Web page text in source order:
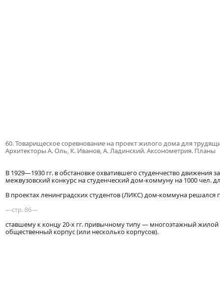
60. Товарищеское соревнование на проект жилого дома для
Архитекторы А. Оль, К. Иванов, А. Ладинский. Аксонометрия. Планы
В 1929—1930 гг. в обстановке охватившего студенчество
межвузовский конкурс на студенческий дом-коммуну на 1000 чел.
В проектах ленинградских студентов (ЛИКС) дом-коммуна решался
—стр. 86—
ставшему к концу 20-х гг. привычному типу — многоэтажный
общественный корпус (или несколько корпусов).